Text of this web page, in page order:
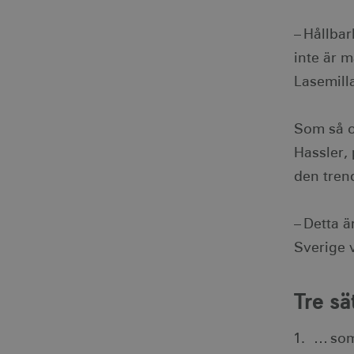
–
inte är
Som så
den
– Detta
Sverige
Tre
…
mTrackingTimeOnSite